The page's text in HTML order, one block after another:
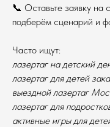
📞 Оставьте заявку на
подберём сценарий и
Часто ищут:
лазертаг на детский
лазертаг для детей
выездной лазертаг
лазертаг для
активные игры для